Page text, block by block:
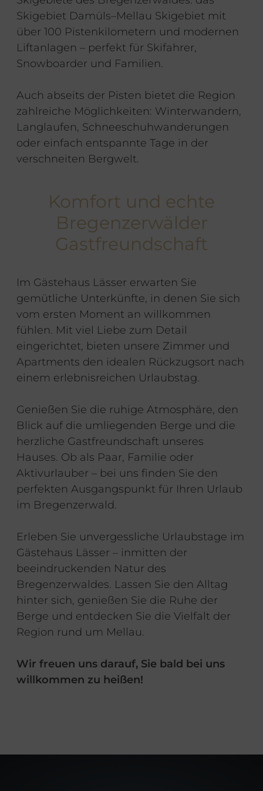
Skigebiet Damüls–Mellau Skigebiet mit
über 100 Pistenkilometern und modernen
Liftanlagen – perfekt für Skifahrer,
Snowboarder und Familien.
Auch abseits der Pisten bietet die Region
zahlreiche Möglichkeiten: Winterwandern,
Langlaufen, Schneeschuhwanderungen
oder einfach entspannte Tage in der
verschneiten Bergwelt.
Komfort und echte
Bregenzerwälder
Gastfreundschaft
Im Gästehaus Lässer erwarten Sie
gemütliche Unterkünfte, in denen Sie sich
vom ersten Moment an willkommen
fühlen. Mit viel Liebe zum Detail
eingerichtet, bieten unsere Zimmer und
Apartments den idealen Rückzugsort nach
einem erlebnisreichen Urlaubstag.
Genießen Sie die ruhige Atmosphäre, den
Blick auf die umliegenden Berge und die
herzliche Gastfreundschaft unseres
Hauses. Ob als Paar, Familie oder
Aktivurlauber – bei uns finden Sie den
perfekten Ausgangspunkt für Ihren Urlaub
im Bregenzerwald.
Erleben Sie unvergessliche Urlaubstage im
Gästehaus Lässer – inmitten der
beeindruckenden Natur des
Bregenzerwaldes. Lassen Sie den Alltag
hinter sich, genießen Sie die Ruhe der
Berge und entdecken Sie die Vielfalt der
Region rund um Mellau.
Wir freuen uns darauf, Sie bald bei uns
willkommen zu heißen!